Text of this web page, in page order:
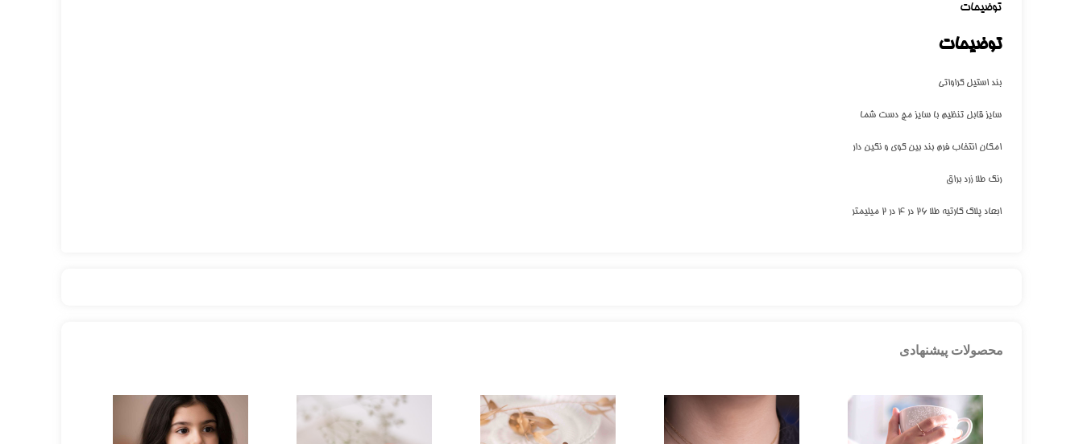
توضیحات
توضیحات
بند استیل کراواتی
سایز قابل تنظیم با سایز مچ دست شما
امکان انتخاب فرم بند بین گوی و نگین دار
رنگ طلا زرد براق
ابعاد پلاک کارتیه طلا ۲۶ در ۴ در ۲ میلیمتر
محصولات پیشنهادی